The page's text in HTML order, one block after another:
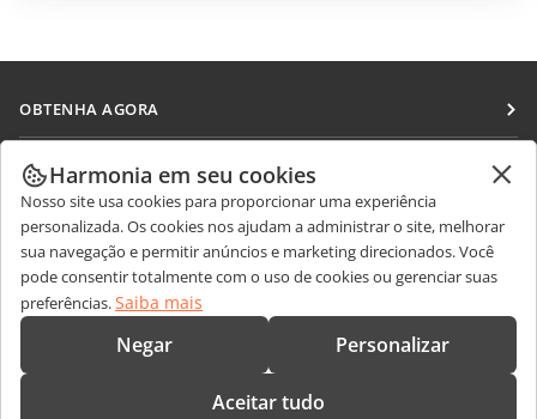
OBTENHA AGORA
Docs
DocSpace
Workspace
Conectores
Aplicativos para desktop
Aplicativos móveis
COLABORAR
Para colaboradores
Para tradutores
Para influenciadores
Vagas
RECEBA NOTÍCIAS
Blog
OBTER AJUDA
Fórum
Cursos de treinamento
CONTATE-NOS
Perguntas sobre vendas
sales@onlyoffice.com
Harmonia em seu cookies
Nosso site usa cookies para proporcionar uma experiência
personalizada. Os cookies nos ajudam a administrar o site, melhorar
sua navegação e permitir anúncios e marketing direcionados. Você
pode consentir totalmente com o uso de cookies ou gerenciar suas
preferências.Saiba mais
Negar Personalizar
Aceitar tudo